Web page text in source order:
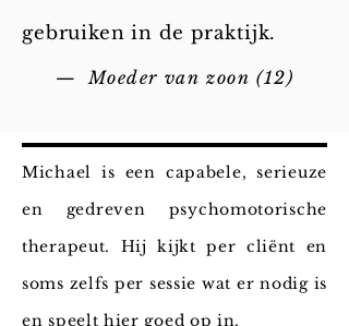
gebruiken in de praktijk.
— Moeder van zoon (12)
Michael is een capabele, serieuze
en gedreven psychomotorische
therapeut. Hij kijkt per cliënt en
soms zelfs per sessie wat er nodig is
en speelt hier goed op in.